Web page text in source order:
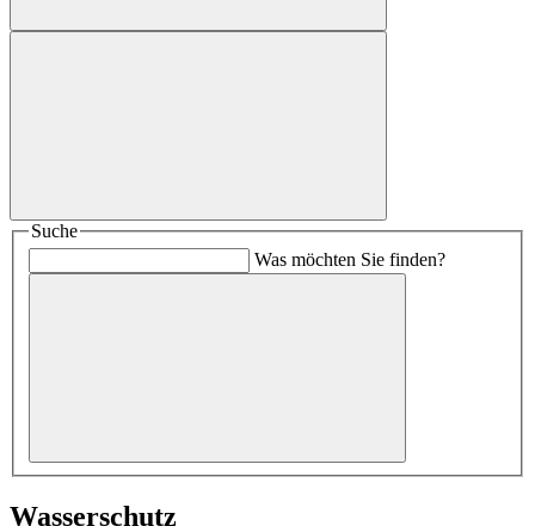
Suche
Was möchten Sie finden?
Wasserschutz